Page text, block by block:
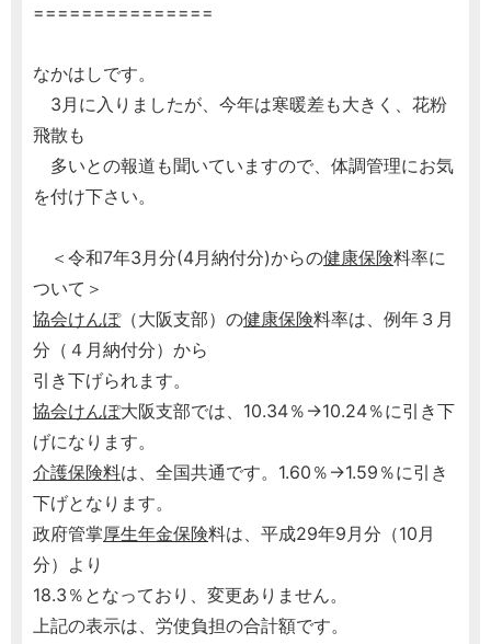
===============
なかはしです。
3月に入りましたが、今年は寒暖差も大きく、花粉
飛散も
多いとの報道も聞いていますので、体調管理にお気
を付け下さい。
＜令和7年3月分(4月納付分)からの健康保険料率に
ついて＞
協会けんぽ（大阪支部）の健康保険料率は、例年３月
分（４月納付分）から
引き下げられます。
協会けんぽ大阪支部では、10.34％→10.24％に引き下
げになります。
介護保険料は、全国共通です。1.60％→1.59％に引き
下げとなります。
政府管掌厚生年金保険料は、平成29年9月分（10月
分）より
18.3％となっており、変更ありません。
上記の表示は、労使負担の合計額です。